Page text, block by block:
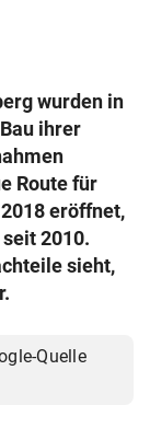
wurden in
ihrer
Route für
eröffnet,
2010.
sieht,
Quelle